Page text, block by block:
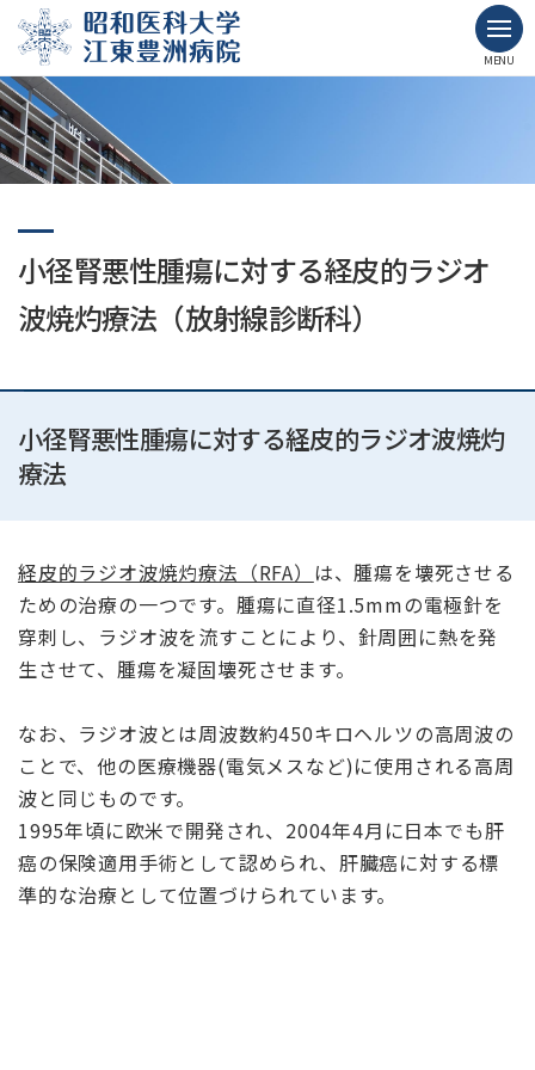
MENU
小径腎悪性腫瘍に対する経皮的ラジオ
波焼灼療法（放射線診断科）
小径腎悪性腫瘍に対する経皮的ラジオ波焼灼
療法
経皮的ラジオ波焼灼療法（RFA） は、腫瘍を壊死させる
ための治療の一つです。 腫瘍に直径1.5mmの電極針を
穿刺し、ラジオ波を流すことにより、針周囲に熱を発
生させて、腫瘍を凝固壊死させます。
なお、ラジオ波とは周波数約450キロヘルツの高周波の
ことで、他の医療機器(電気メスなど)に使用される高周
波と同じものです。
1995年頃に欧米で開発され、2004年4月に日本でも肝
癌の保険適用手術として認められ、肝臓癌に対する標
準的な治療として位置づけられています。